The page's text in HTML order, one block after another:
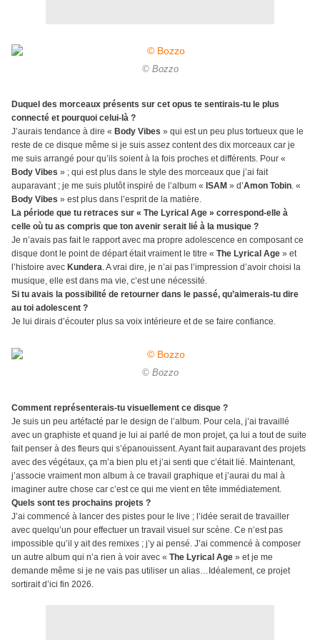
© Bozzo
Duquel des morceaux présents sur cet opus te sentirais-tu le plus
connecté et pourquoi celui-là ?
J’aurais tendance à dire « Body Vibes » qui est un peu plus tortueux que le
reste de ce disque même si je suis assez content des dix morceaux car je
me suis arrangé pour qu’ils soient à la fois proches et différents. Pour «
Body Vibes » ; qui est plus dans le style des morceaux que j’ai fait
auparavant ; je me suis plutôt inspiré de l’album « ISAM » d’Amon Tobin. «
Body Vibes » est plus dans l’esprit de la matière.
La période que tu retraces sur « The Lyrical Age » correspond-elle à
celle où tu as compris que ton avenir serait lié à la musique ?
Je n’avais pas fait le rapport avec ma propre adolescence en composant ce
disque dont le point de départ était vraiment le titre « The Lyrical Age » et
l’histoire avec Kundera. A vrai dire, je n’ai pas l’impression d’avoir choisi la
musique, elle est dans ma vie, c’est une nécessité.
Si tu avais la possibilité de retourner dans le passé, qu’aimerais-tu dire
au toi adolescent ?
Je lui dirais d’écouter plus sa voix intérieure et de se faire confiance.
© Bozzo
Comment représenterais-tu visuellement ce disque ?
Je suis un peu artéfacté par le design de l’album. Pour cela, j’ai travaillé
avec un graphiste et quand je lui ai parlé de mon projet, ça lui a tout de suite
fait penser à des fleurs qui s’épanouissent. Ayant fait auparavant des projets
avec des végétaux, ça m’a bien plu et j’ai senti que c’était lié. Maintenant,
j’associe vraiment mon album à ce travail graphique et j’aurai du mal à
imaginer autre chose car c’est ce qui me vient en tête immédiatement.
Quels sont tes prochains projets ?
J’ai commencé à lancer des pistes pour le live ; l’idée serait de travailler
avec quelqu’un pour effectuer un travail visuel sur scène. Ce n’est pas
impossible qu’il y ait des remixes ; j’y ai pensé. J’ai commencé à composer
un autre album qui n’a rien à voir avec « The Lyrical Age » et je me
demande même si je ne vais pas utiliser un alias…Idéalement, ce projet
sortirait d’ici fin 2026.